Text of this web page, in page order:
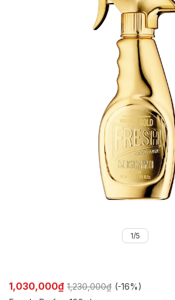
1/5
1,030,000₫ 1,230,000₫ (-16%)